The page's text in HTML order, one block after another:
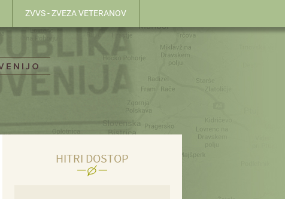
ZVVS - ZVEZA VETERANOV
HITRI DOSTOP